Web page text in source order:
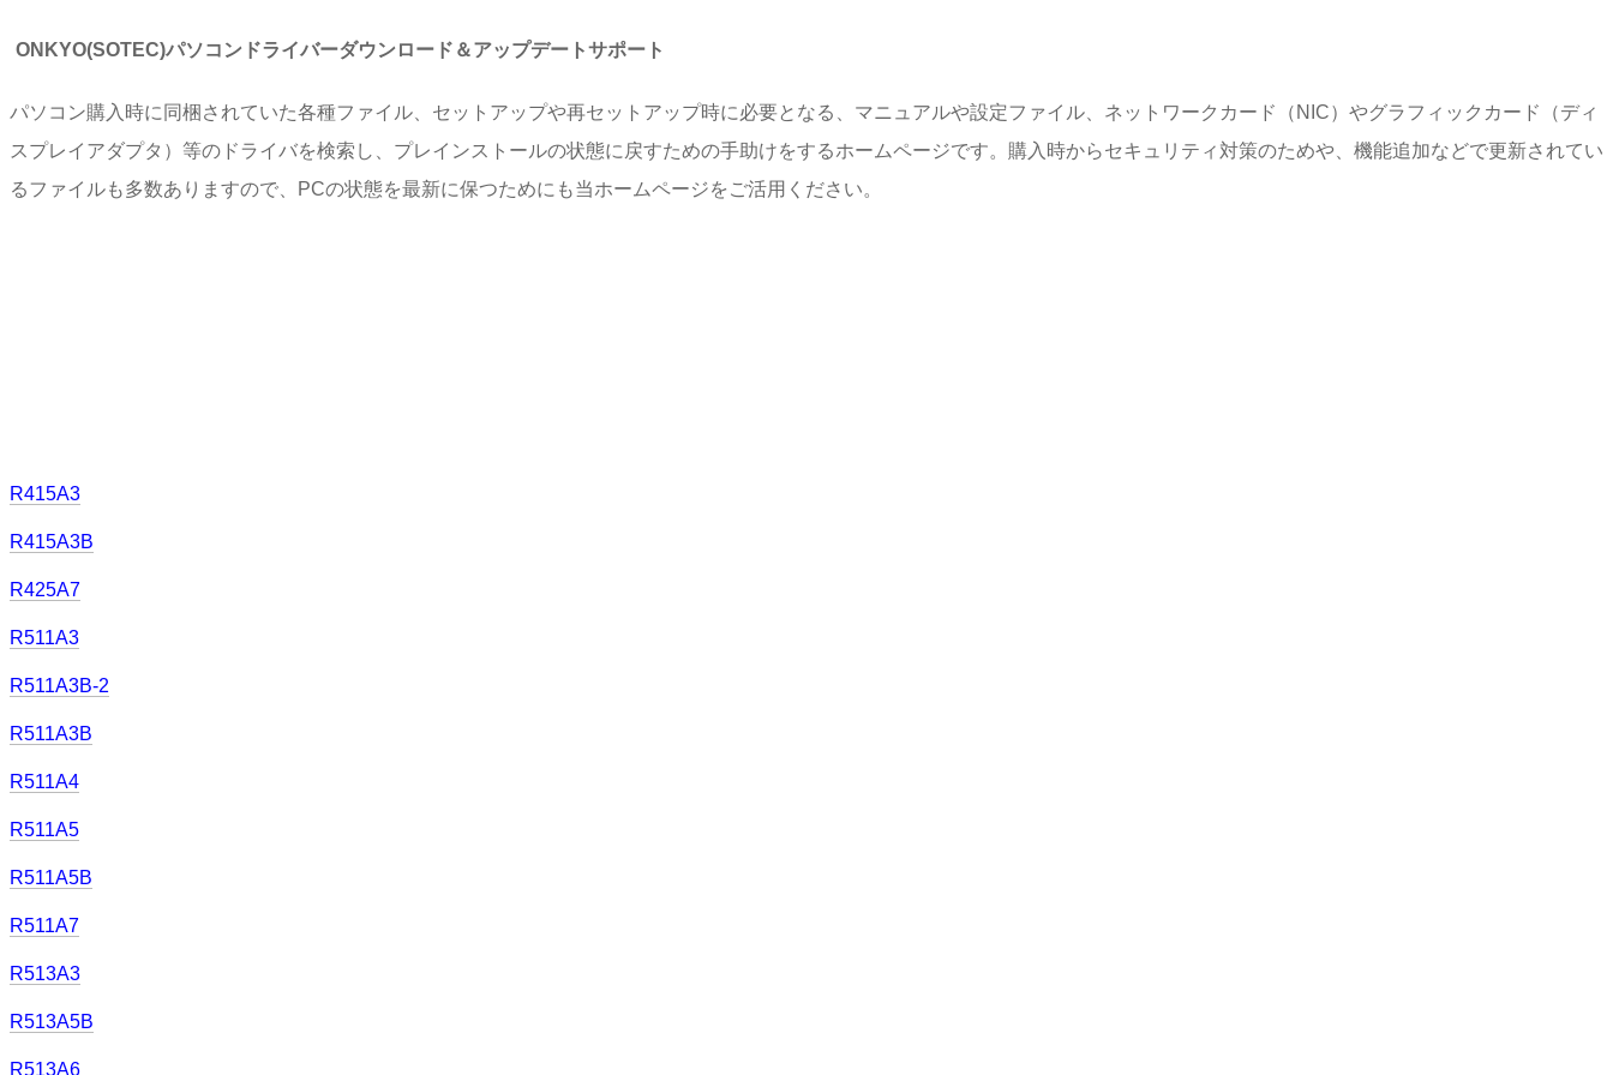
ONKYO(SOTEC)パソコンドライバーダウンロード＆アップデートサポート
パソコン購入時に同梱されていた各種ファイル、セットアップや再セットアップ時に必要となる、マニュアルや設定ファイル、ネットワークカード（NIC）やグラフィックカード（ディ
スプレイアダプタ）等のドライバを検索し、プレインストールの状態に戻すための手助けをするホームページです。購入時からセキュリティ対策のためや、機能追加などで更新されてい
るファイルも多数ありますので、PCの状態を最新に保つためにも当ホームページをご活用ください。
R415A3
R415A3B
R425A7
R511A3
R511A3B-2
R511A3B
R511A4
R511A5
R511A5B
R511A7
R513A3
R513A5B
R513A6